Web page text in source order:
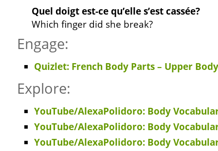
Quel doigt est-ce qu’elle s’est cassée?
Which finger did she break?
Engage:
Quizlet: French Body Parts – Upper
Explore:
YouTube/AlexaPolidoro: Body
YouTube/AlexaPolidoro: Body
YouTube/AlexaPolidoro: Body